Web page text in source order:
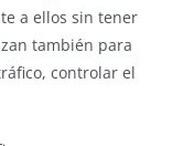
a ellos sin tener
también para
controlar el